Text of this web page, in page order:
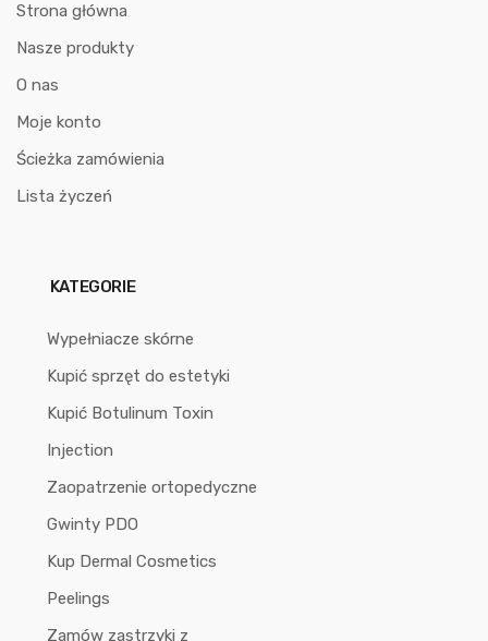
Strona główna
Nasze produkty
O nas
Moje konto
Ścieżka zamówienia
Lista życzeń
KATEGORIE
Wypełniacze skórne
Kupić sprzęt do estetyki
Kupić Botulinum Toxin
Injection
Zaopatrzenie ortopedyczne
Gwinty PDO
Kup Dermal Cosmetics
Peelings
Zamów zastrzyki z